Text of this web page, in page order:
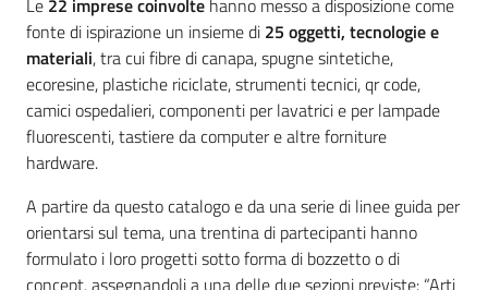
Le 22 imprese coinvolte hanno messo a disposizione come
fonte di ispirazione un insieme di 25 oggetti, tecnologie e
materiali, tra cui fibre di canapa, spugne sintetiche,
ecoresine, plastiche riciclate, strumenti tecnici, qr code,
camici ospedalieri, componenti per lavatrici e per lampade
fluorescenti, tastiere da computer e altre forniture
hardware.
A partire da questo catalogo e da una serie di linee guida per
orientarsi sul tema, una trentina di partecipanti hanno
formulato i loro progetti sotto forma di bozzetto o di
concept, assegnandoli a una delle due sezioni previste: “Arti